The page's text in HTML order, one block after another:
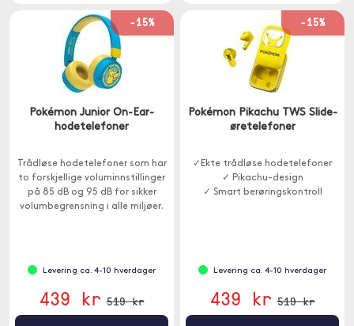
-15%
Pokémon Junior On-Ear-
hodetelefoner
Trådløse hodetelefoner som har
to forskjellige voluminnstillinger
på 85 dB og 95 dB for sikker
volumbegrensning i alle miljøer.
Levering ca. 4-10 hverdager
439 kr 519 kr
-15%
Pokémon Pikachu TWS Slide-
øretelefoner
✓Ekte trådløse hodetelefoner
✓ Pikachu-design
✓ Smart berøringskontroll
Levering ca. 4-10 hverdager
439 kr 519 kr